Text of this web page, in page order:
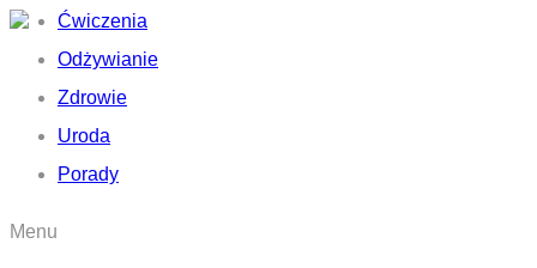
Ćwiczenia
Odżywianie
Zdrowie
Uroda
Porady
Menu